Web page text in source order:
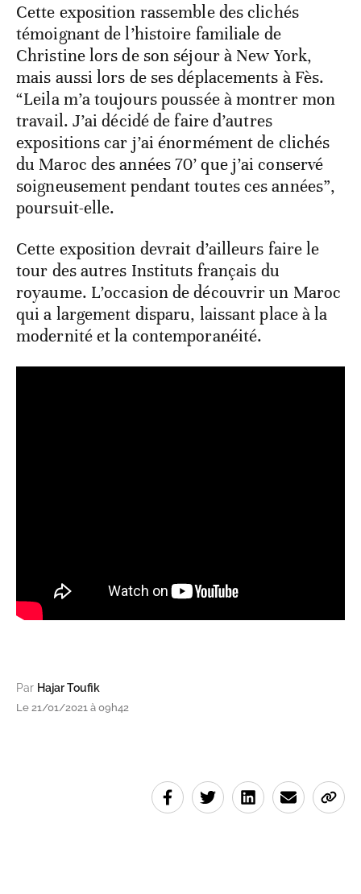
Cette exposition rassemble des clichés
témoignant de l’histoire familiale de
Christine lors de son séjour à New York,
mais aussi lors de ses déplacements à Fès.
“Leila m’a toujours poussée à montrer mon
travail. J’ai décidé de faire d’autres
expositions car j’ai énormément de clichés
du Maroc des années 70’ que j’ai conservé
soigneusement pendant toutes ces années”,
poursuit-elle.
Cette exposition devrait d’ailleurs faire le
tour des autres Instituts français du
royaume. L’occasion de découvrir un Maroc
qui a largement disparu, laissant place à la
modernité et la contemporanéité.
Par Hajar Toufik
Le 21/01/2021 à 09h42